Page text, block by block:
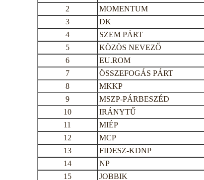
2
MOMENTUM
3
DK
4
SZEM PÁRT
5
KÖZÖS NEVEZŐ
6
EU.ROM
7
ÖSSZEFOGÁS PÁRT
8
MKKP
9
MSZP-PÁRBESZÉD
10
IRÁNYTŰ
11
MIÉP
12
MCP
13
FIDESZ-KDNP
14
NP
15
JOBBIK